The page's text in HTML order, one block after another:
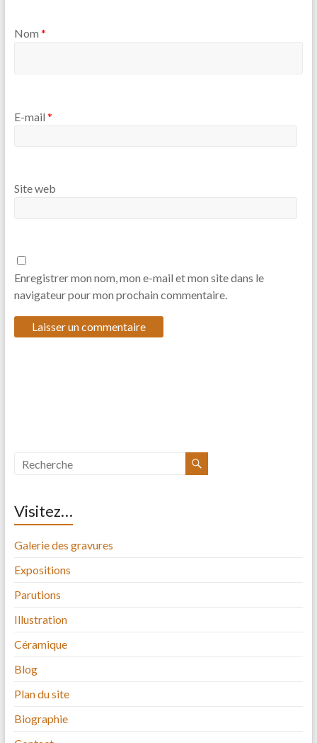
Nom *
E-mail *
Site web
Enregistrer mon nom, mon e-mail et mon site dans le
navigateur pour mon prochain commentaire.
Visitez…
Galerie des gravures
Expositions
Parutions
Illustration
Céramique
Blog
Plan du site
Biographie